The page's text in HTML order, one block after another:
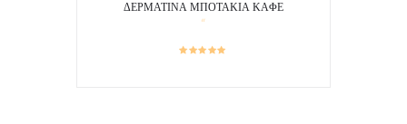
ΔΕΡΜΑΤΙΝΑ ΜΠΟΤΑΚΙΑ ΚΑΦΕ